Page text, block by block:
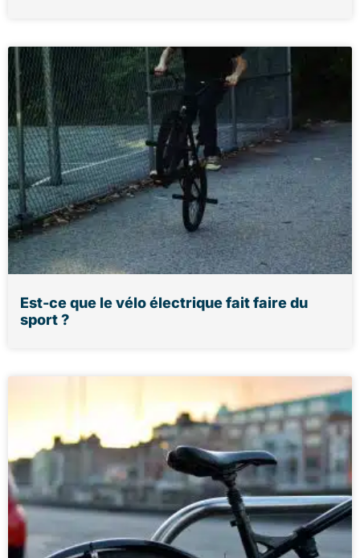
Est-ce que le vélo électrique fait faire du
sport ?